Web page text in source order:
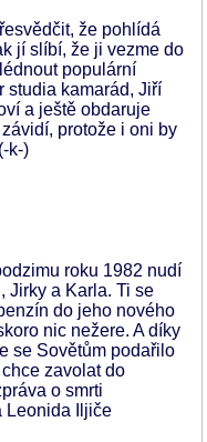
že pohlídá
jí slíbí, že ji vezme do
populární
studia kamarád, Jiří
a ještě obdaruje
protože i oni by
k-)
roku 1982 nudí
Jirky a Karla. Ti se
do jeho nového
nic nežere. A díky
se Sovětům podařilo
zavolat do
o smrti
Leonida Iljiče